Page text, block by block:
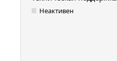
Неактивен